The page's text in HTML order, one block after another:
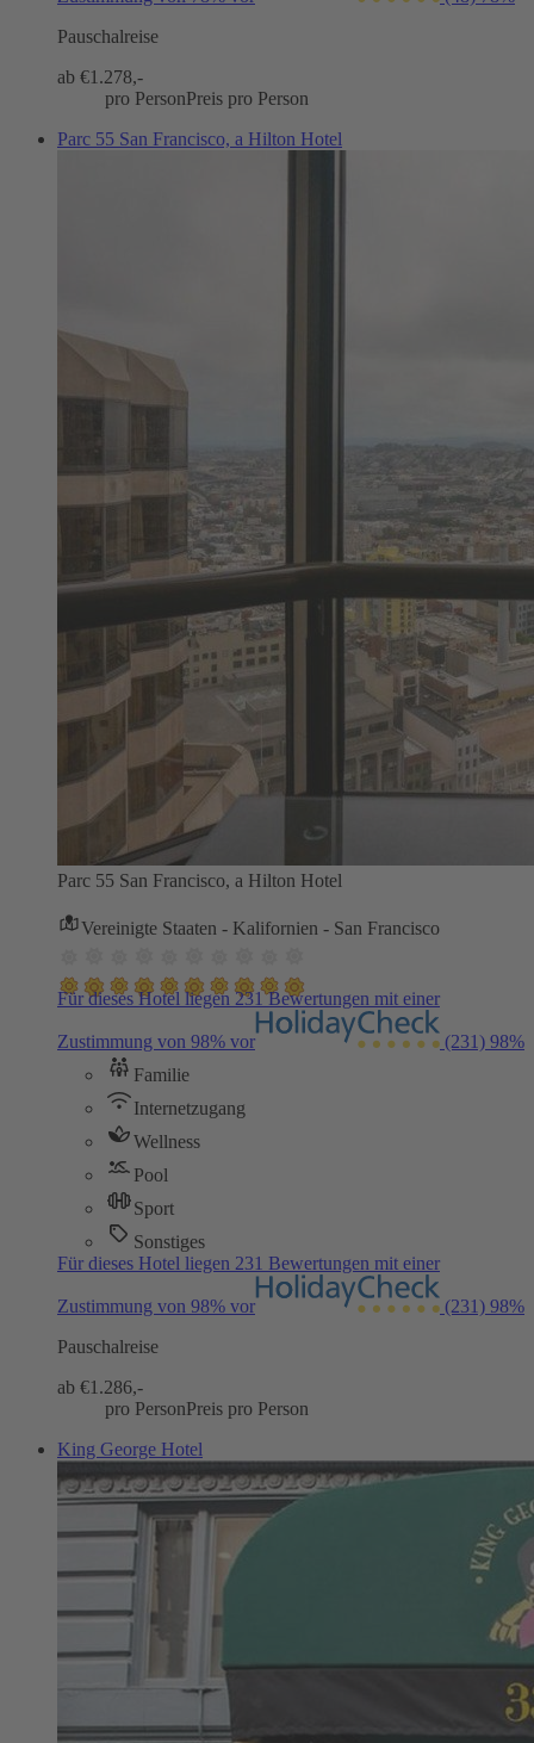
Pauschalreise
ab €1.278,-
pro PersonPreis pro Person
Parc 55 San Francisco, a Hilton Hotel
Parc 55 San Francisco, a Hilton Hotel
Vereinigte Staaten - Kalifornien - San Francisco
Für dieses Hotel liegen 231 Bewertungen mit einer
Zustimmung von 98% vor (231) 98%
Familie
Internetzugang
Wellness
Pool
Sport
Sonstiges
Für dieses Hotel liegen 231 Bewertungen mit einer
Zustimmung von 98% vor (231) 98%
Pauschalreise
ab €1.286,-
pro PersonPreis pro Person
King George Hotel